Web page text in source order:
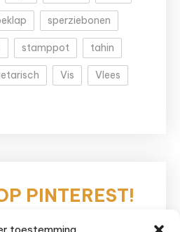
sperziebonen
stamppot tahin
Vis Vlees
PINTEREST!